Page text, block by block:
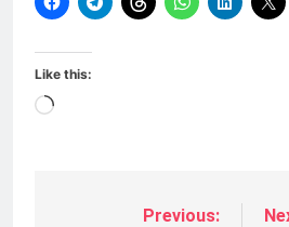
Like this:
Loading…
Previous: